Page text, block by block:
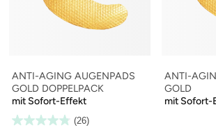
ANTI-AGING AUGENPADS
GOLD DOPPELPACK
mit Sofort-Effekt
(26)
ANTI-
GOLD
mit Sofort-